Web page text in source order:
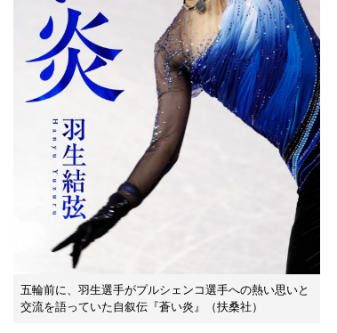
五輪前に、羽生選手がプルシェンコ選手への熱い思いと
交流を語っていた自叙伝『蒼い炎』（扶桑社）